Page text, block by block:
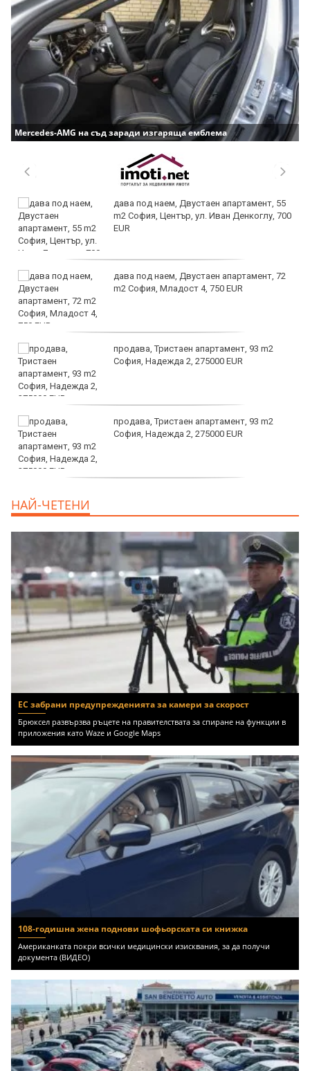
Mercedes-AMG на съд заради изгаряща емблема
дава под наем, Двустаен апартамент, 55
m2 София, Център, ул. Иван Денкоглу, 700
EUR
дава под наем, Двустаен апартамент, 72
m2 София, Младост 4, 750 EUR
продава, Тристаен апартамент, 93 m2
София, Надежда 2, 275000 EUR
продава, Тристаен апартамент, 93 m2
София, Надежда 2, 275000 EUR
НАЙ-ЧЕТЕНИ
ЕС забрани предупрежденията за камери за скорост
Брюксел развързва ръцете на правителствата за спиране на функции в
приложения като Waze и Google Maps
108-годишна жена поднови шофьорската си книжка
Американката покри всички медицински изисквания, за да получи
документа (ВИДЕО)